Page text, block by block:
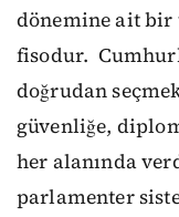
dönemine ait bir
fisodur.
doğrudan
güvenliğe,
her alanında
parlamenter